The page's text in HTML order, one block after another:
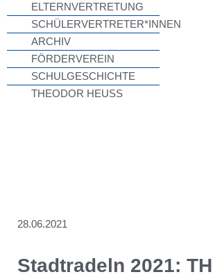
ELTERNVERTRETUNG
SCHÜLERVERTRETER*INNEN
ARCHIV
FÖRDERVEREIN
SCHULGESCHICHTE
THEODOR HEUSS
28.06.2021
Stadtradeln 2021: